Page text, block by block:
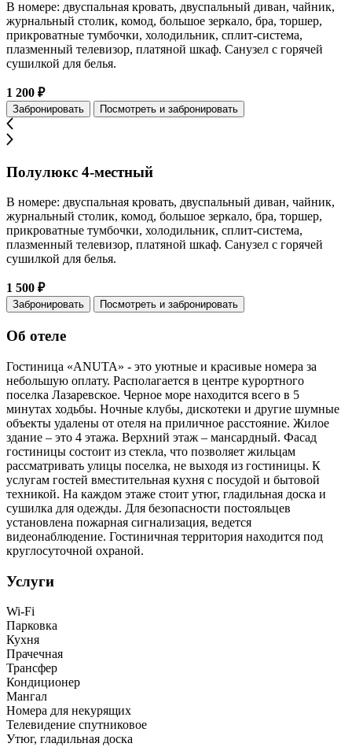
В номере: двуспальная кровать, двуспальный диван, чайник,
журнальный столик, комод, большое зеркало, бра, торшер,
прикроватные тумбочки, холодильник, сплит-система,
плазменный телевизор, платяной шкаф. Санузел с горячей
сушилкой для белья.
1 200 ₽
Забронировать Посмотреть и забронировать
Полулюкс 4-местный
В номере: двуспальная кровать, двуспальный диван, чайник,
журнальный столик, комод, большое зеркало, бра, торшер,
прикроватные тумбочки, холодильник, сплит-система,
плазменный телевизор, платяной шкаф. Санузел с горячей
сушилкой для белья.
1 500 ₽
Забронировать Посмотреть и забронировать
Об отеле
Гостиница «ANUTA» - это уютные и красивые номера за
небольшую оплату. Располагается в центре курортного
поселка Лазаревское. Черное море находится всего в 5
минутах ходьбы. Ночные клубы, дискотеки и другие шумные
объекты удалены от отеля на приличное расстояние. Жилое
здание – это 4 этажа. Верхний этаж – мансардный. Фасад
гостиницы состоит из стекла, что позволяет жильцам
рассматривать улицы поселка, не выходя из гостиницы. К
услугам гостей вместительная кухня с посудой и бытовой
техникой. На каждом этаже стоит утюг, гладильная доска и
сушилка для одежды. Для безопасности постояльцев
установлена пожарная сигнализация, ведется
видеонаблюдение. Гостиничная территория находится под
круглосуточной охраной.
Услуги
Wi-Fi
Парковка
Кухня
Прачечная
Трансфер
Кондиционер
Мангал
Номера для некурящих
Телевидение спутниковое
Утюг, гладильная доска